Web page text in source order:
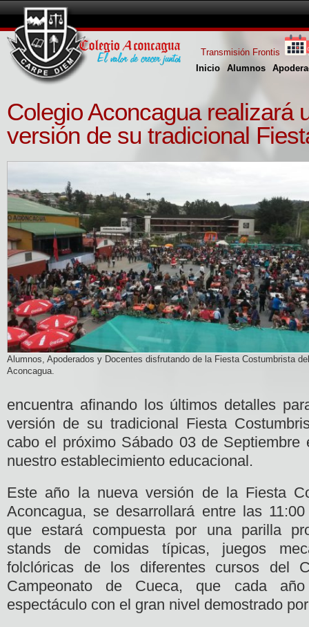
Inicio Alumnos
Transmisión Frontis
Colegio Aconcagua realizará
versión de su tradicional
Alumnos, Apoderados y Docentes disfrutando de la Fiesta Costumbrista
Aconcagua.
encuentra afinando los últimos detalles
versión de su tradicional Fiesta
cabo el próximo Sábado 03 de Septiembre
nuestro establecimiento educacional.
Este año la nueva versión de la Fiesta
Aconcagua, se desarrollará entre las
que estará compuesta por una parilla
stands de comidas típicas, juegos
folclóricas de los diferentes cursos del
Campeonato de Cueca, que cada
espectáculo con el gran nivel demostrado